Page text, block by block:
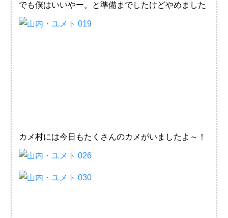
でも僕はいいやー。と準備までしたけどやめました
カメ村には今日もたくさんのカメがいましたよ～！